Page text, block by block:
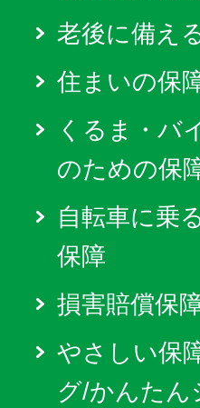
老後に備え
住まいの保
くるま・バ
のための保
自転車に乗
保障
損害賠償保
やさしい保
グ/かんたん